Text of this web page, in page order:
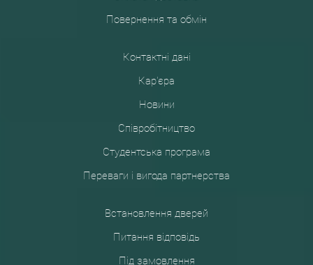
Повернення та обмін
Контактні дані
Кар'єра
Новини
Співробітництво
Студентська програма
Переваги і вигода партнерства
Встановлення дверей
Питання відповідь
Під замовлення